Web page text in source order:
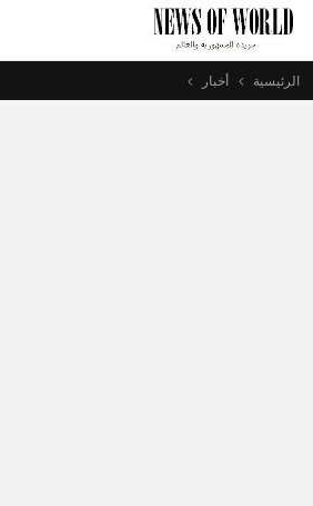
الرئيسية أخبار